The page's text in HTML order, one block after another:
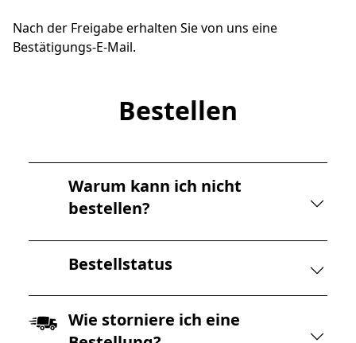
Nach der Freigabe erhalten Sie von uns eine
Bestätigungs-E-Mail.
Bestellen
Warum kann ich nicht
bestellen?
Bestellstatus
Wie storniere ich eine